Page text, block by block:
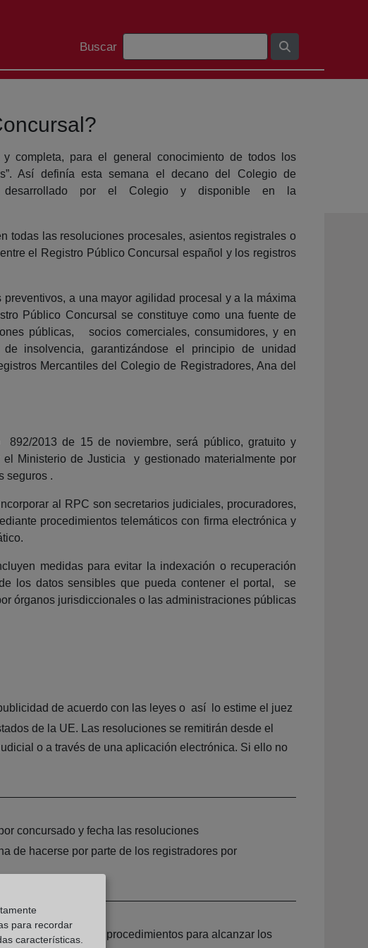
Barra de búsqueda
Buscar
completa, para el general conocimiento de todos los
Así definía esta semana el decano del Colegio de
desarrollado por el Colegio y disponible en la
todas las resoluciones procesales, asientos registrales o
el Registro Público Concursal español y los registros
a una mayor agilidad procesal y a la máxima
Público Concursal se constituye como una fuente de
públicas, socios comerciales, consumidores, y en
insolvencia, garantizándose el principio de unidad
Mercantiles del Colegio de Registradores, Ana del
2013 de 15 de noviembre, será público, gratuito y
Ministerio de Justicia y gestionado materialmente por
seguros .
al RPC son secretarios judiciales, procuradores,
procedimientos telemáticos con firma electrónica y
medidas para evitar la indexación o recuperación
los datos sensibles que pueda contener el portal, se
órganos jurisdiccionales o las administraciones públicas
de acuerdo con las leyes o así lo estime el juez
de la UE. Las resoluciones se remitirán desde el
o a través de una aplicación electrónica. Si ello no
concursado y fecha las resoluciones
de hacerse por parte de los registradores por
finalización de los procedimientos para alcanzar los
para recordar
características.